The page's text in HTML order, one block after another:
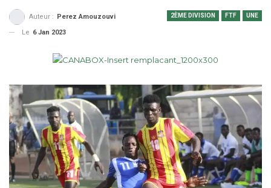
2ÈME DIVISION FTF UNE
Auteur : Perez Amouzouvi
Le 6 Jan 2023